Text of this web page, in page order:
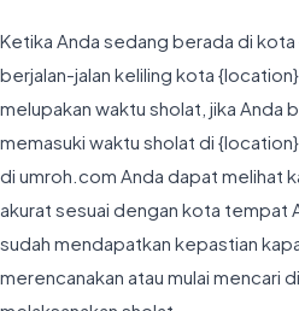
Ketika Anda sedang berada di
berjalan-jalan keliling kota
melupakan waktu sholat, jika Anda
memasuki waktu sholat di
di umroh.com Anda dapat melihat
akurat sesuai dengan kota tempat
sudah mendapatkan kepastian
merencanakan atau mulai mencari